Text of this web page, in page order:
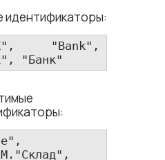
идентификаторы:
"Bank",
"Банк"